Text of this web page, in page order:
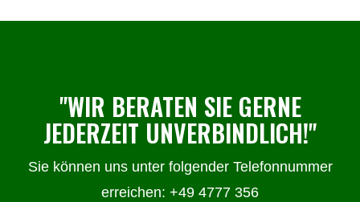
"WIR BERATEN SIE GERNE
JEDERZEIT UNVERBINDLICH!"
Sie können uns unter folgender Telefonnummer
erreichen: +49 4777 356